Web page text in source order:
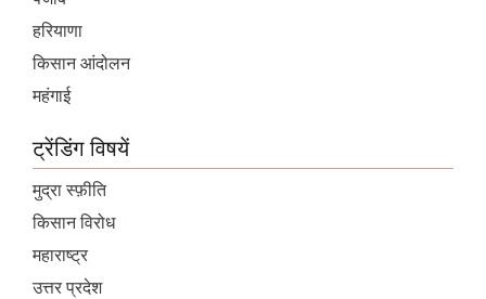
हरियाणा
किसान आंदोलन
महंगाई
ट्रेंडिंग विषयें
मुद्रा स्फ़ीति
किसान विरोध
महाराष्ट्र
उत्तर प्रदेश